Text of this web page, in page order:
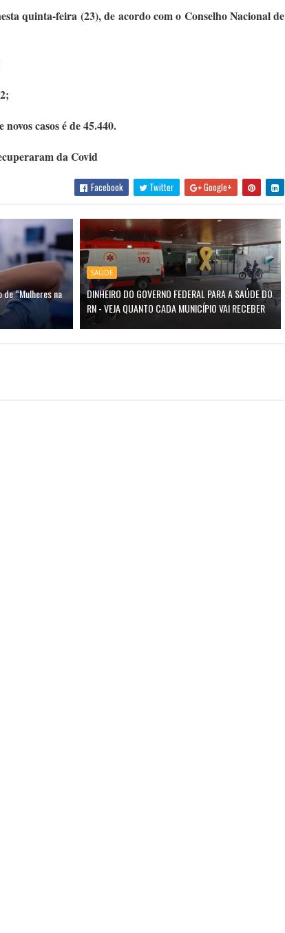
quinta-feira (23), de acordo com o Conselho Nacional de
casos é de 45.440.
da Covid
Facebook Twitter Google+
“Mulheres na
SAÚDE
DINHEIRO DO GOVERNO FEDERAL PARA A SAÚDE DO
RN - VEJA QUANTO CADA MUNICÍPIO VAI RECEBER